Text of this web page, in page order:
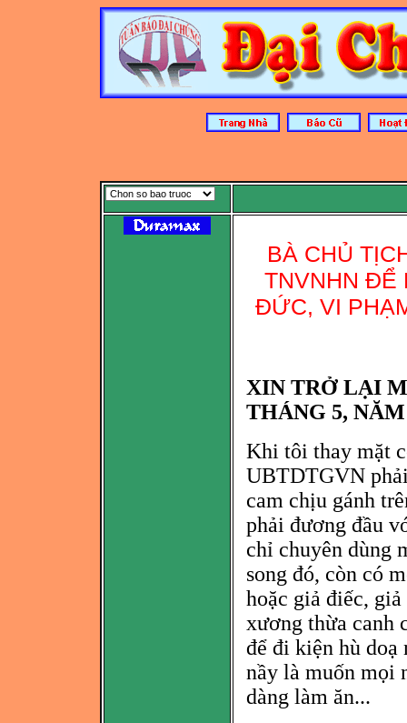
BÀ CHỦ
TNVNHN ĐỂ
ĐỨC, VI
XIN TRỞ LẠI
THÁNG 5, NĂM
Khi tôi thay mặt
UBTDTGVN
cam chịu gánh
phải đương đầu
chỉ chuyên dùng
song đó, còn có
hoặc giả điếc,
xương thừa canh
để đi kiện hù
nầy là muốn mọi
dàng làm ăn...